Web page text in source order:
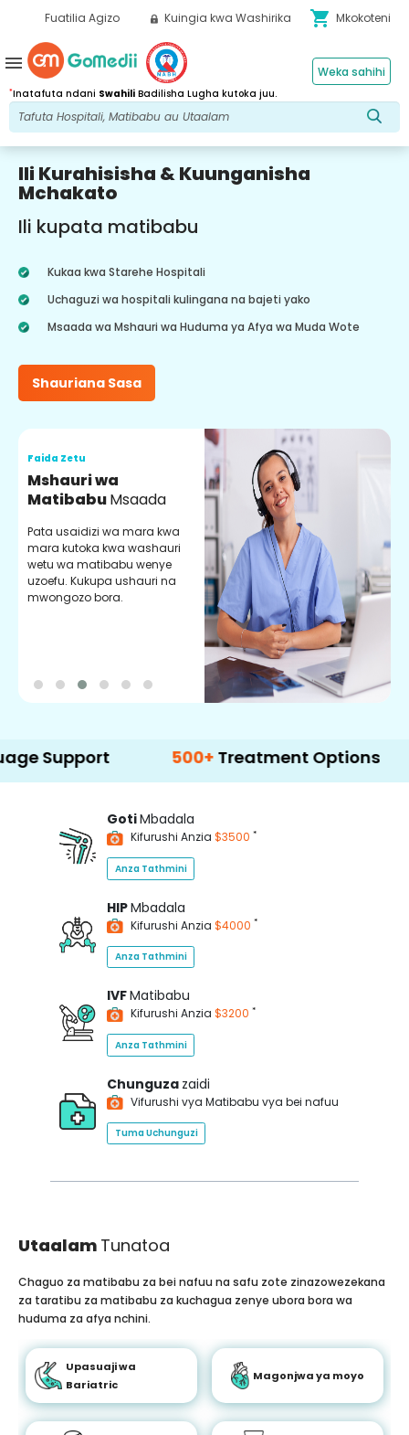
Fuatilia Agizo Kuingia kwa Washirika shopping_cart Mkokoteni
*Inatafuta ndani Swahili Badilisha Lugha kutoka juu.
Weka sahihi
menu
Ili Kurahisisha & Kuunganisha
Mchakato
Ili kupata matibabu
Kukaa kwa Starehe Hospitali
Uchaguzi wa hospitali kulingana na bajeti yako
Msaada wa Mshauri wa Huduma ya Afya wa Muda Wote
Shauriana Sasa
Faida Zetu
Mshauri wa
MatibabuMsaada
Pata usaidizi wa mara kwa
mara kutoka kwa washauri
wetu wa matibabu wenye
uzoefu. Kukupa ushauri na
mwongozo bora.
500+ Treatment Options
GotiMbadala
Kifurushi Anzia $3500 *
Anza Tathmini
HIPMbadala
Kifurushi Anzia $4000 *
Anza Tathmini
IVFMatibabu
Kifurushi Anzia $3200 *
Anza Tathmini
Chunguza zaidi
Vifurushi vya Matibabu vya bei nafuu
Tuma Uchunguzi
Utaalam Tunatoa
Chaguo za matibabu za bei nafuu na safu zote zinazowezekana
za taratibu za matibabu za kuchagua zenye ubora bora wa
huduma za afya nchini.
Upasuaji wa
Bariatric
Magonjwa ya moyo